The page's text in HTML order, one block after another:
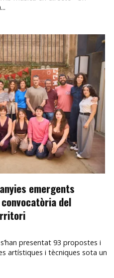
emergents
del
presentat 93 propostes i
artístiques i tècniques sota un